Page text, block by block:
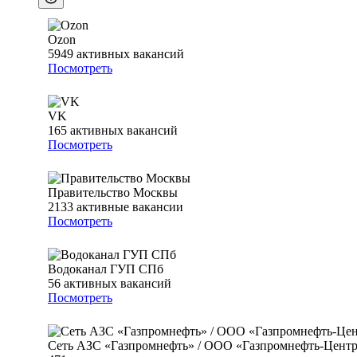
Ozon
5949 активных вакансий
Посмотреть
VK
165 активных вакансий
Посмотреть
Правительство Москвы
2133 активные вакансии
Посмотреть
Водоканал ГУП СПб
56 активных вакансий
Посмотреть
Сеть АЗС «Газпромнефть» / ООО «Газпромнефть-